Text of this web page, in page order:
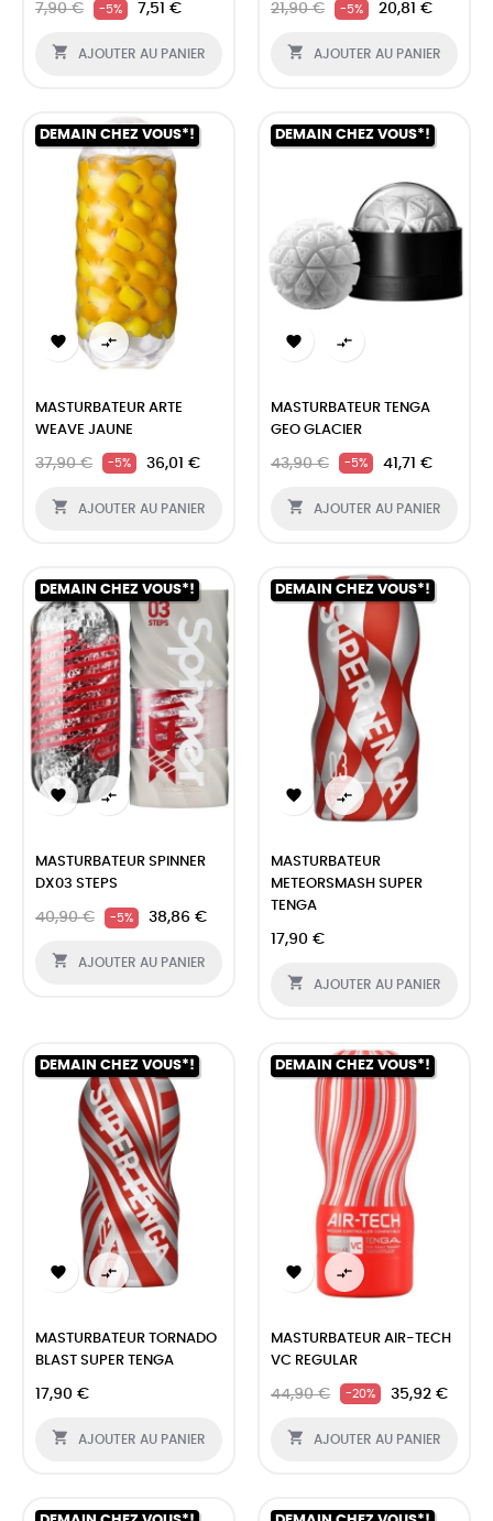
7,90 € -5% 7,51 €
 AJOUTER AU PANIER
21,90 € -5% 20,81 €
 AJOUTER AU PANIER
DEMAIN CHEZ VOUS*!
 
MASTURBATEUR ARTE
WEAVE JAUNE
37,90 € -5% 36,01 €
 AJOUTER AU PANIER
DEMAIN CHEZ VOUS*!
 
MASTURBATEUR TENGA
GEO GLACIER
43,90 € -5% 41,71 €
 AJOUTER AU PANIER
DEMAIN CHEZ VOUS*!
 
MASTURBATEUR SPINNER
DX03 STEPS
40,90 € -5% 38,86 €
 AJOUTER AU PANIER
DEMAIN CHEZ VOUS*!
 
MASTURBATEUR
METEORSMASH SUPER
TENGA
17,90 €
 AJOUTER AU PANIER
DEMAIN CHEZ VOUS*!
 
MASTURBATEUR TORNADO
BLAST SUPER TENGA
17,90 €
 AJOUTER AU PANIER
DEMAIN CHEZ VOUS*!
 
MASTURBATEUR AIR-TECH
VC REGULAR
44,90 € -20% 35,92 €
 AJOUTER AU PANIER